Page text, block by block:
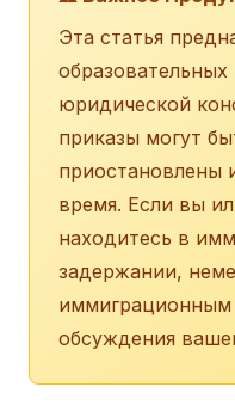
Эта статья
образовательных
юридической
приказы могут
приостановлены
время. Если вы
находитесь в
задержании,
иммиграционным
обсуждения